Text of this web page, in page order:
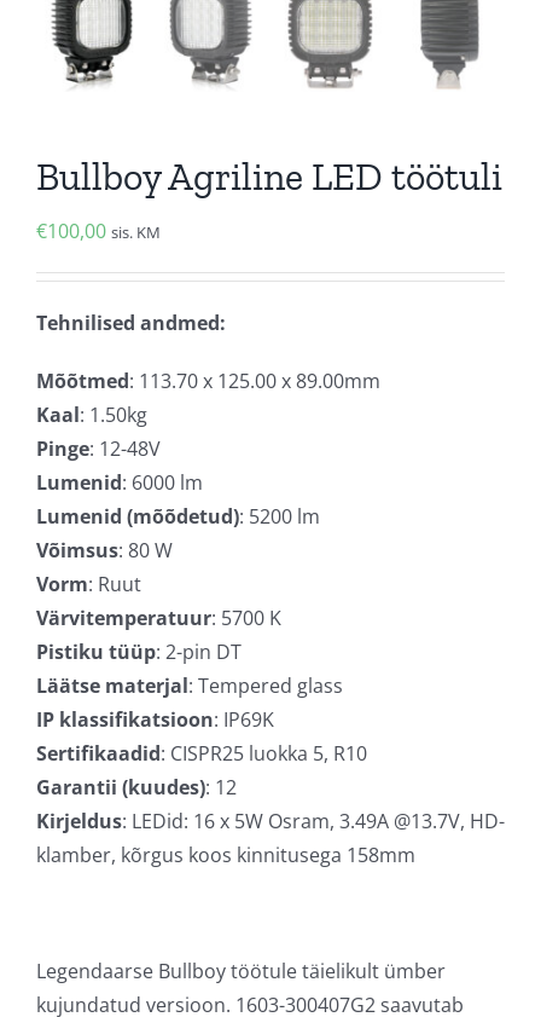
Bullboy Agriline LED töötuli
€100,00 sis. KM
Tehnilised andmed:
Mõõtmed: 113.70 x 125.00 x 89.00mm
Kaal: 1.50kg
Pinge: 12-48V
Lumenid: 6000 lm
Lumenid (mõõdetud): 5200 lm
Võimsus: 80 W
Vorm: Ruut
Värvitemperatuur: 5700 K
Pistiku tüüp: 2-pin DT
Läätse materjal: Tempered glass
IP klassifikatsioon: IP69K
Sertifikaadid: CISPR25 luokka 5, R10
Garantii (kuudes): 12
Kirjeldus: LEDid: 16 x 5W Osram, 3.49A @13.7V, HD-
klamber, kõrgus koos kinnitusega 158mm
Legendaarse Bullboy töötule täielikult ümber
kujundatud versioon. 1603-300407G2 saavutab